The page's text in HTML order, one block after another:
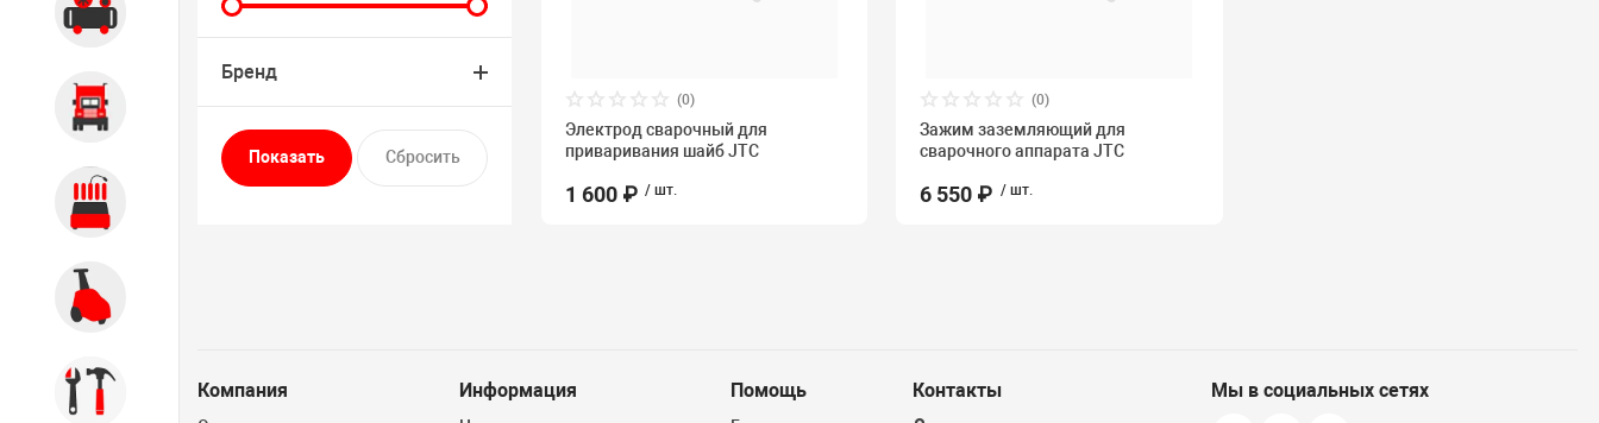
Компрессорное оборудование
Грузовое оборудование
Обслуживание систем и
Инструмент
Бренд
(0)
Электрод сварочный для
приваривания шайб JTC
1 600 ₽ / шт.
(0)
Зажим заземляющий для
сварочного аппарата JTC
6 550 ₽ / шт.
Компания Информация Помощь Контакты Мы в социальных сетях